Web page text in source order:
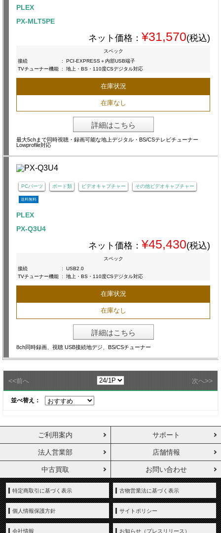
PLEX
PX-MLT5PE
ネット価格： ¥31,570(税込)
スペック
接続
:
PCI-EXPRESS＋内部USB端子
TVチューナー機能 : 地上・BS・110度CSデジタル対応
在庫状況
在庫なし
詳細はこちら
最大5chまで同時視聴・録画可能な地上デジタル・BS/CSテレビチューナー
Lowprofile対応
PCパーツ ボード類 ビデオキャプチャー その他ビデオキャプチャー
送料無料
PLEX
PX-Q3U4
ネット価格： ¥45,430(税込)
スペック
接続
:
USB2.0
TVチューナー機能 : 地上・BS・110度CSデジタル対応
在庫状況
在庫なし
詳細はこちら
8ch同時録画、視聴 USB接続地デジ、BS/CSチューナー
<<前へ 次へ>>
並べ替え：
ご利用案内 サポート
法人営業部 店舗情報
中古買取 お問い合わせ
特定商取引に基づく表示 古物営業法に基づく表示
個人情報保護方針 サイトポリシー
会社情報 お知らせ（プレスリリース）